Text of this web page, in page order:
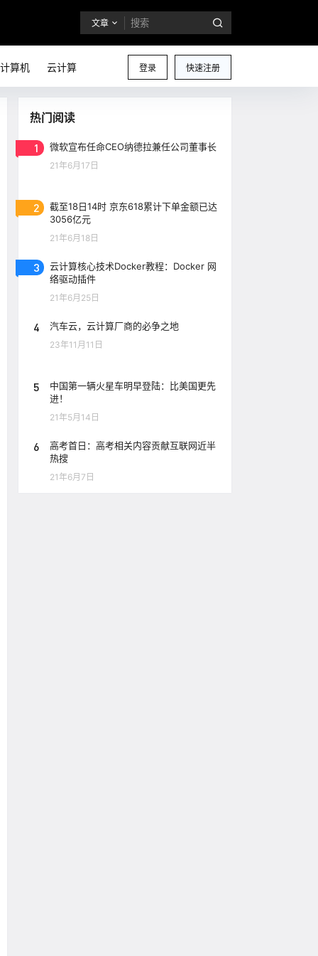
文章
登录 快速注册
算机 云计算
热门阅读
1 微软宣布任命CEO纳德拉兼任公司董事长
21年6月17日
2
截至18日14时 京东618累计下单金额已达
3056亿元
21年6月18日
3
云计算核心技术Docker教程：Docker 网
络驱动插件
21年6月25日
4 汽车云，云计算厂商的必争之地
23年11月11日
5
中国第一辆火星车明早登陆：比美国更先
进！
21年5月14日
6
高考首日：高考相关内容贡献互联网近半
热搜
21年6月7日